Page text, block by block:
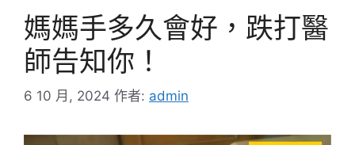
媽媽手多久會好，跌打醫
師告知你！
6 10 月, 2024 作者: admin